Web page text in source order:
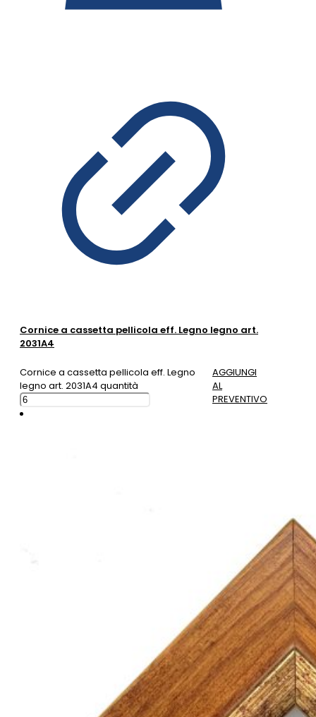
Cornice a cassetta pellicola eff. Legno legno art.
2031A4
Cornice a cassetta pellicola eff. Legno
legno art. 2031A4 quantità
AGGIUNGI
AL
PREVENTIVO